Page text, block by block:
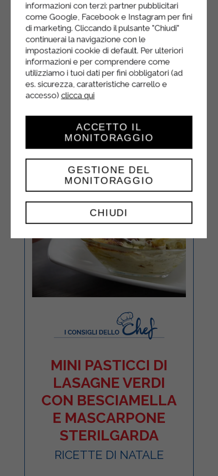
Cuocere lo sformato in forno
preriscaldato a 180 gradi per 30
minuti, azionando la funzione grill 5
minuti prima di sfornarlo.
Si consiglia di far intiepidire lo
sformato di patate un quarto d’ora
prima di porzionarlo e gustarlo.
MINI PASTICCI DI
LASAGNE VERDI
CON BESCIAMELLA
E MASCARPONE
STERILGARDA
RICETTE DI NATALE
informazioni con terzi: partner pubblicitari
come Google, Facebook e Instagram per fini
di marketing. Cliccando il pulsante "Chiudi"
continuerai la navigazione con le
impostazioni cookie di default. Per ulteriori
informazioni e per comprendere come
utilizziamo i tuoi dati per fini obbligatori (ad
es. sicurezza, caratteristiche carrello e
accesso) clicca qui
CHIUDI
GESTIONE DEL
MONITORAGGIO
ACCETTO IL
MONITORAGGIO